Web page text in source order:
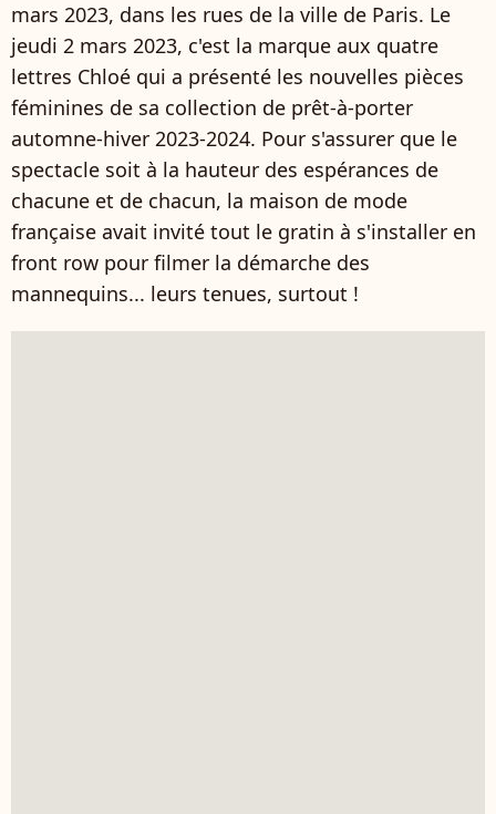
mars 2023, dans les rues de la ville de Paris. Le
jeudi 2 mars 2023, c'est la marque aux quatre
lettres Chloé qui a présenté les nouvelles pièces
féminines de sa collection de prêt-à-porter
automne-hiver 2023-2024. Pour s'assurer que le
spectacle soit à la hauteur des espérances de
chacune et de chacun, la maison de mode
française avait invité tout le gratin à s'installer en
front row pour filmer la démarche des
mannequins... leurs tenues, surtout !